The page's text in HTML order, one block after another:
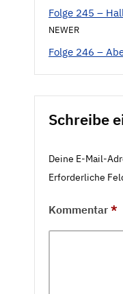
Folge 245 –
NEWER
Folge 246 –
Schreibe
Deine E-Mail-
Erforderliche
Kommentar *